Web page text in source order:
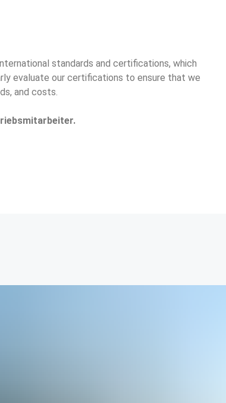
standards and certifications, which
evaluate our certifications to ensure that we
and costs.